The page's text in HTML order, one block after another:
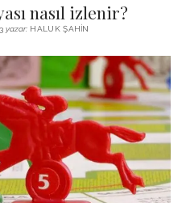
DE
GÖRMÜŞTÜM:
YIL
SONRA
YENIDEN
TİP…
nasıl izlenir?
yazar: HALUK ŞAHIN